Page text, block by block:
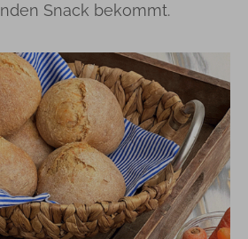
Snack bekommt.